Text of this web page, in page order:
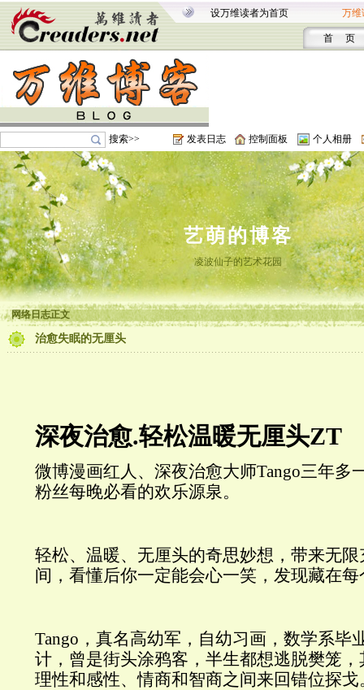
设万维读者为首页 万维
首 页
搜索>> 发表日志 控制面板 个人相册
艺萌的博客
凌波仙子的艺术花园
网络日志正文
治愈失眠的无厘头
深夜治愈.轻松温暖无厘头ZT
微博漫画红人、深夜治愈大师Tango三年多
粉丝每晚必看的欢乐源泉。
轻松、温暖、无厘头的奇思妙想，带来无
间，看懂后你一定能会心一笑，发现藏在
Tango，真名高幼军，自幼习画，数学系毕
计，曾是街头涂鸦客，半生都想逃脱樊笼
理性和感性、情商和智商之间来回错位探戈